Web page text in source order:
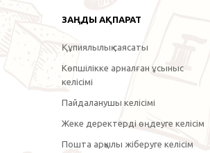
ЗАҢДЫ АҚПАРАТ
Құпиялылық саясаты
Көпшілікке арналған ұсыныс
келісімі
Пайдаланушы келісімі
Жеке деректерді өңдеуге келісім
Пошта арқылы жіберуге келісім